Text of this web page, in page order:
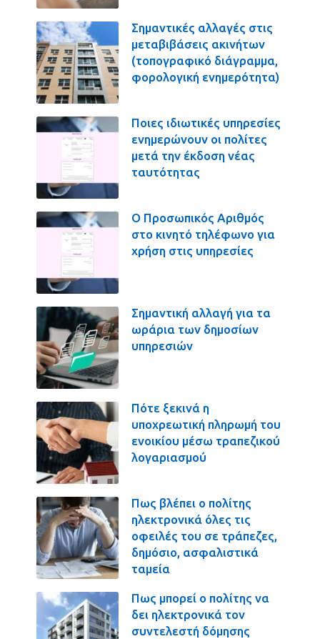
Σημαντικές αλλαγές στις
μεταβιβάσεις ακινήτων
(τοπογραφικό διάγραμμα,
φορολογική ενημερότητα)
Ποιες ιδιωτικές υπηρεσίες
ενημερώνουν οι πολίτες
μετά την έκδοση νέας
ταυτότητας
Ο Προσωπικός Αριθμός
στο κινητό τηλέφωνο για
χρήση στις υπηρεσίες
Σημαντική αλλαγή για τα
ωράρια των δημοσίων
υπηρεσιών
Πότε ξεκινά η
υποχρεωτική πληρωμή του
ενοικίου μέσω τραπεζικού
λογαριασμού
Πως βλέπει ο πολίτης
ηλεκτρονικά όλες τις
οφειλές του σε τράπεζες,
δημόσιο, ασφαλιστικά
ταμεία
Πως μπορεί ο πολίτης να
δει ηλεκτρονικά τον
συντελεστή δόμησης